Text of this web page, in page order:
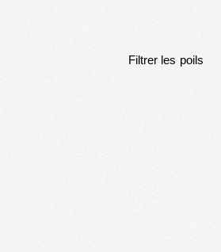
Filtrer les poils